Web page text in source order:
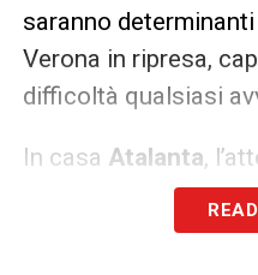
saranno
Verona in ripresa,
difficoltà qualsiasi
In casa Atalanta,
squadra è
rappresenta un